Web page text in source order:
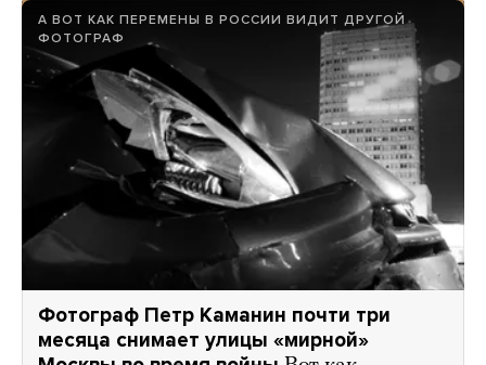
А ВОТ КАК ПЕРЕМЕНЫ В РОССИИ ВИДИТ ДРУГОЙ
ФОТОГРАФ
Фотограф Петр Каманин почти три
месяца снимает улицы «мирной»